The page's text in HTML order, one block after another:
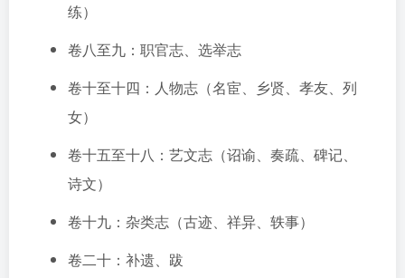
练）
卷八至九：职官志、选举志
卷十至十四：人物志（名宦、乡贤、孝友、列
女）
卷十五至十八：艺文志（诏谕、奏疏、碑记、
诗文）
卷十九：杂类志（古迹、祥异、轶事）
卷二十：补遗、跋